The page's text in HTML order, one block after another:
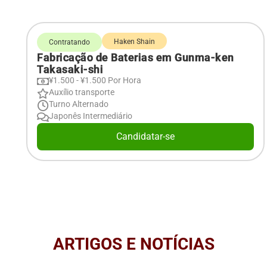
Contratando Haken Shain
Fabricação de Baterias em Gunma-ken
Takasaki-shi
¥1.500 - ¥1.500 Por Hora
Auxílio transporte
Turno Alternado
Japonês Intermediário
Candidatar-se
ARTIGOS E NOTÍCIAS